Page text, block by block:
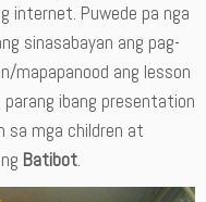
internet. Puwede pa nga
sinasabayan ang pag-
mapapanood ang lesson
ibang presentation
sa mga children at
Batibot.